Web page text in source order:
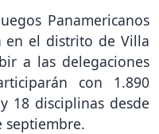
Panamericanos
en el distrito de Villa
a las delegaciones
con 1.890
18 disciplinas desde
septiembre.